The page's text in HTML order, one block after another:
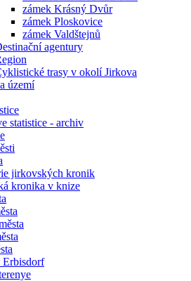
zámek Krásný Dvůr
zámek Ploskovice
zámek Valdštejnů
agentury
trasy v okolí Jirkova
území
statistice - archiv
jirkovských kronik
kronika v knize
Erbisdorf